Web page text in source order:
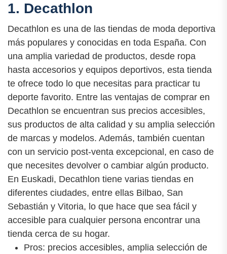
1. Decathlon
Decathlon es una de las tiendas de moda deportiva
más populares y conocidas en toda España. Con
una amplia variedad de productos, desde ropa
hasta accesorios y equipos deportivos, esta tienda
te ofrece todo lo que necesitas para practicar tu
deporte favorito. Entre las ventajas de comprar en
Decathlon se encuentran sus precios accesibles,
sus productos de alta calidad y su amplia selección
de marcas y modelos. Además, también cuentan
con un servicio post-venta excepcional, en caso de
que necesites devolver o cambiar algún producto.
En Euskadi, Decathlon tiene varias tiendas en
diferentes ciudades, entre ellas Bilbao, San
Sebastián y Vitoria, lo que hace que sea fácil y
accesible para cualquier persona encontrar una
tienda cerca de su hogar.
Pros: precios accesibles, amplia selección de